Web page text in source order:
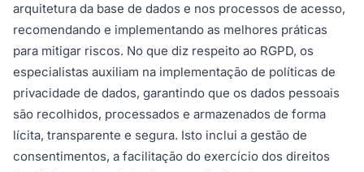
arquitetura da base de dados e nos processos de acesso,
recomendando e implementando as melhores práticas
para mitigar riscos. No que diz respeito ao RGPD, os
especialistas auxiliam na implementação de políticas de
privacidade de dados, garantindo que os dados pessoais
são recolhidos, processados e armazenados de forma
lícita, transparente e segura. Isto inclui a gestão de
consentimentos, a facilitação do exercício dos direitos